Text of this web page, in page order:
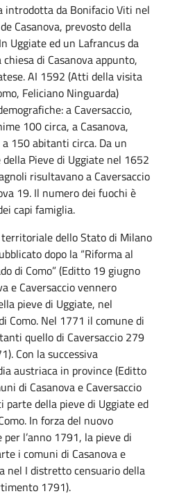
introdotta da Bonifacio Viti nel
Casanova, prevosto della
Uggiate ed un Lafrancus da
di Casanova appunto,
AI 1592 (Atti della visita
Feliciano Ninguarda)
a Caversaccio,
100 circa, a Casanova,
150 abitanti circa. Da un
Pieve di Uggiate nel 1652
risultavano a Caversaccio
19. Il numero dei fuochi è
capi famiglia.
dello Stato di Milano
dopo la “Riforma al
di Como” (Editto 19 giugno
e Caversaccio vennero
pieve di Uggiate, nel
Como. Nel 1771 il comune di
quello di Caversaccio 279
Con la successiva
austriaca in province (Editto
di Casanova e Caversaccio
della pieve di Uggiate ed
In forza del nuovo
l’anno 1791, la pieve di
i comuni di Casanova e
nel I distretto censuario della
1791).